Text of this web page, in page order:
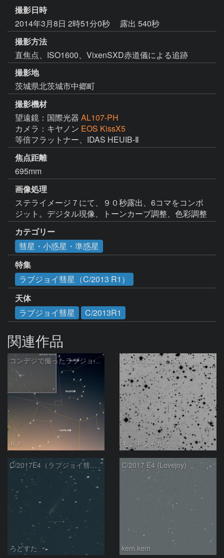
撮影日時
2014年3月8日 2時51分0秒
露出 540秒
撮影方法
直焦点、ISO1600、VixenSXD赤道儀による追跡
撮影地
茨城県北茨城市中郷町
撮影機材
望遠鏡：国際光器 AL107-PH
カメラ：キヤノン EOS KissX5
等倍フラットナー、IDAS HEUIB-Ⅱ
焦点距離
695mm
画像処理
ステライメージ７にて、９０秒露出、6コマをコンポ
ジット。デジタル現像、トーンカーブ調整、色彩調整
カテゴリー
彗星・小惑星・準惑星
特集
ラブジョイ彗星（C/2013 R1）
天体
ラブジョイ彗星
C/2013R1
関連作品
コンデジで撮ったラブジョイ彗星（3）
ＫＦ
C/2014 Q2/Lovejoy ?
モンドシャルナ
C/2017E4（ラブジョイ彗星）
ろどすた
C/2017 E4 (Lovejoy)
kem.kem